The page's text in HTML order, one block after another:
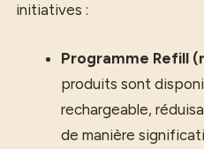
initiatives :
Programme Refill
produits sont
rechargeable,
de manière